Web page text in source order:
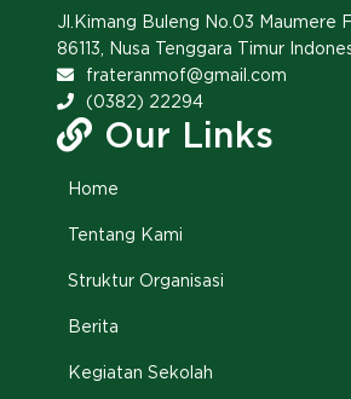
Jl.Kimang Buleng No.03 Maumere
86113, Nusa Tenggara Timur
frateranmof@gmail.com
(0382) 22294
Our Links
Home
Tentang Kami
Struktur Organisasi
Berita
Kegiatan Sekolah